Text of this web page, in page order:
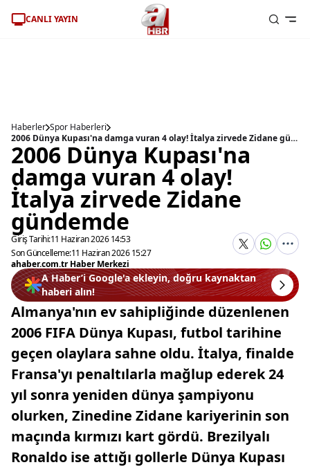
CANLI YAYIN
Haberler Spor Haberleri
2006 Dünya Kupası'na damga vuran 4 olay! İtalya zirvede Zidane gündemde
2006 Dünya Kupası'na
damga vuran 4 olay!
İtalya zirvede Zidane
gündemde
Giriş Tarihi:11 Haziran 2026 14:53
Son Güncelleme:11 Haziran 2026 15:27
ahaber.com.tr Haber Merkezi
A Haber’i Google'a ekleyin, doğru kaynaktan
haberi alın!
Almanya'nın ev sahipliğinde düzenlenen
2006 FIFA Dünya Kupası, futbol tarihine
geçen olaylara sahne oldu. İtalya, finalde
Fransa'yı penaltılarla mağlup ederek 24
yıl sonra yeniden dünya şampiyonu
olurken, Zinedine Zidane kariyerinin son
maçında kırmızı kart gördü. Brezilyalı
Ronaldo ise attığı gollerle Dünya Kupası